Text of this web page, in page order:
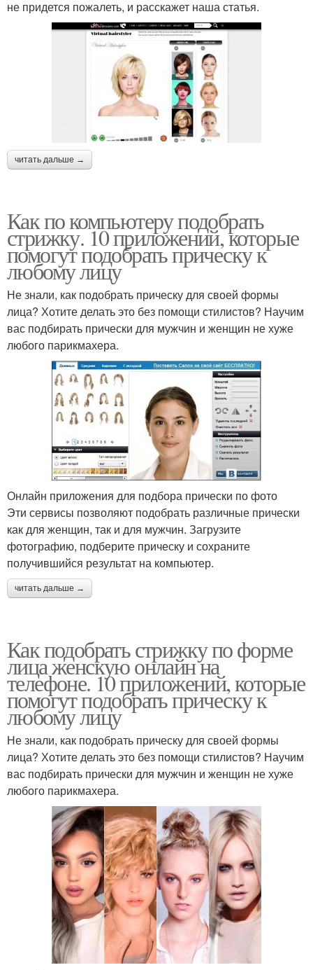
не придется пожалеть, и расскажет наша статья.
читать дальше →
Как по компьютеру подобрать
стрижку. 10 приложений, которые
помогут подобрать прическу к
любому лицу
Не знали, как подобрать прическу для своей формы
лица? Хотите делать это без помощи стилистов? Научим
вас подбирать прически для мужчин и женщин не хуже
любого парикмахера.
Онлайн приложения для подбора прически по фото
Эти сервисы позволяют подобрать различные прически
как для женщин, так и для мужчин. Загрузите
фотографию, подберите прическу и сохраните
получившийся результат на компьютер.
читать дальше →
Как подобрать стрижку по форме
лица женскую онлайн на
телефоне. 10 приложений, которые
помогут подобрать прическу к
любому лицу
Не знали, как подобрать прическу для своей формы
лица? Хотите делать это без помощи стилистов? Научим
вас подбирать прически для мужчин и женщин не хуже
любого парикмахера.